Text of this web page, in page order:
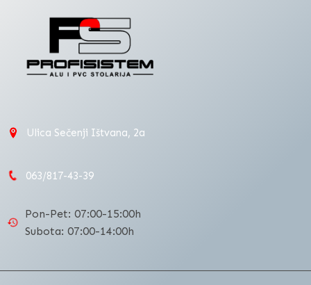
Ulica Sečenji Ištvana, 2a
063/817-43-39
Pon-Pet: 07:00-15:00h
Subota: 07:00-14:00h